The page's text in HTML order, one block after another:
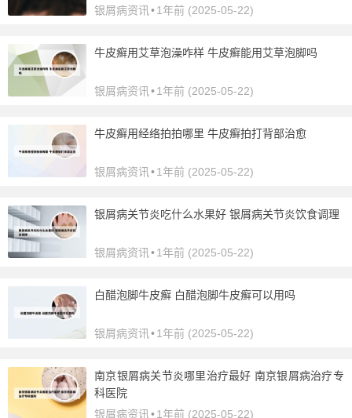
银屑病资讯 •1年前 (2025-05-22)
牛皮癣用艾草泡澡咋样 牛皮癣能用艾草泡脚吗
银屑病资讯 •1年前 (2025-05-22)
牛皮癣用经络拍拍哪里 牛皮癣拍打背部治愈
银屑病资讯 •1年前 (2025-05-22)
银屑病关节炎吃什么水果好 银屑病关节炎饮食调理
银屑病资讯 •1年前 (2025-05-22)
白醋泡脚牛皮癣 白醋泡脚牛皮癣可以用吗
银屑病资讯 •1年前 (2025-05-22)
南京银屑病关节炎哪里治疗最好 南京银屑病治疗专
科医院
银屑病资讯 •1年前 (2025-05-22)